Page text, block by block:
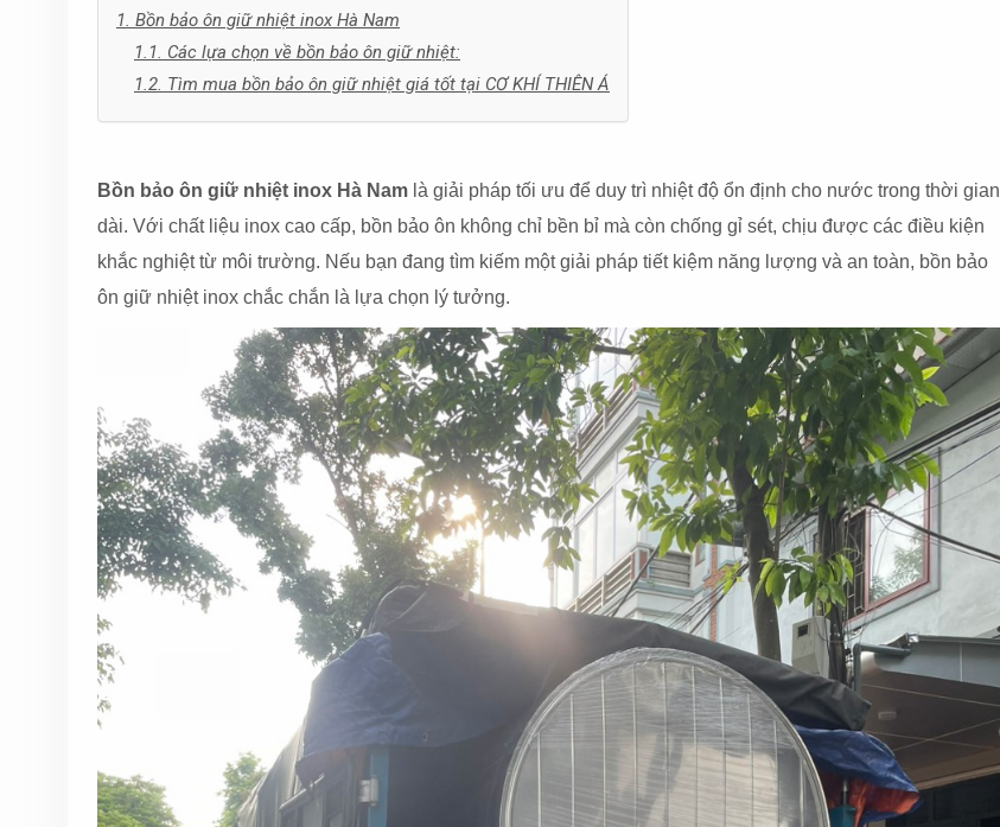
1. Bồn bảo ôn giữ nhiệt inox Hà Nam
1.1. Các lựa chọn về bồn bảo ôn giữ nhiệt:
1.2. Tìm mua bồn bảo ôn giữ nhiệt giá tốt tại CƠ KHÍ THIÊN Á
Bồn bảo ôn giữ nhiệt inox Hà Nam là giải pháp tối ưu để duy trì nhiệt độ ổn định cho nước trong thời gian
dài. Với chất liệu inox cao cấp, bồn bảo ôn không chỉ bền bỉ mà còn chống gỉ sét, chịu được các điều kiện
khắc nghiệt từ môi trường. Nếu bạn đang tìm kiếm một giải pháp tiết kiệm năng lượng và an toàn, bồn bảo
ôn giữ nhiệt inox chắc chắn là lựa chọn lý tưởng.